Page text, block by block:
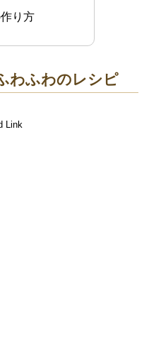
り方
わふわのレシピ
Link